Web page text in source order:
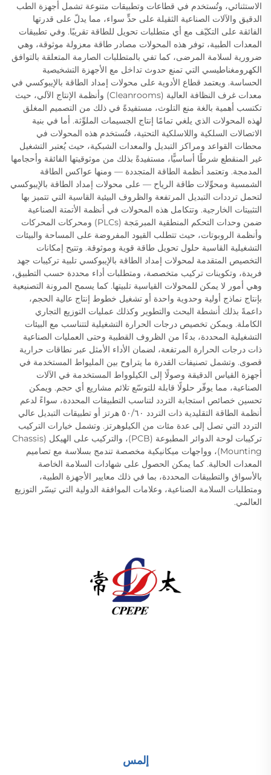
الاستثنائي، وتُستخدم في قطاعات وتطبيقات متنوعة تشمل أجهزة الطب
الدقيق والآلات الصناعية الثقيلة على حدٍّ سواء، مما يدلّ على قدرتها
الفائقة على التكيّف مع أي متطلبات تحويل للطاقة تقريبًا. وفي تطبيقات
المعدات الطبية، توفر هذه المحولات مصادر طاقة معزولة موثوقة، وهي
ضرورية لسلامة المرضى، كما تفي بالمتطلبات الصارمة المتعلقة بالتوافق
الكهرومغناطيسي التي تمنع حدوث تداخل مع الأجهزة التشخيصية
الحساسة. ويعتمد قطاع الأدوية على محولات إمداد الطاقة بالإيبوكسي في
معدات غرف النظافة العالية (Cleanrooms) وأنظمة الإنتاج الآلي، حيث
تكتسب أهمية بالغة منع التلوث، مستفيدةً في ذلك من التصميم المغلق
لهذه المحولات الذي يلغي تمامًا إنتاج الجسيمات الملوِّثة. أما في بنية
الاتصالات السلكية واللاسلكية التحتية، فتُستخدم هذه المحولات في
محطات القواعد ومراكز التبديل والمعدات الشبكية، حيث يُعتبر التشغيل
غير المنقطع شرطًا أساسيًّا، مستفيدةً بذلك من موثوقيتها الفائقة وأحجامها
المدمجة. وتعتمد أنظمة الطاقة المتجددة — ومنها عواكس الطاقة
الشمسية ومحوِّلات طاقة الرياح — على محولات إمداد الطاقة بالإيبوكسي
لتحمل ترددات التبديل المرتفعة والظروف البيئية القاسية التي تتميز بها
التثبيتات الخارجية. وتتكامل هذه المحولات في أنظمة الأتمتة الصناعية
ضمن وحدات التحكم المنطقية المبرمَجة (PLCs) ومحركات المحركات
وأنظمة الروبوتات، حيث تتطلب القيود المفروضة على المساحة والبيئات
التشغيلية القاسية حلول تحويل طاقة قوية وموثوقة. وتتيح إمكانات
التخصيص المتقدمة لمحولات إمداد الطاقة بالإيبوكسي تلبية تركيبات جهد
فريدة، وتكوينات تركيب متخصصة، ومتطلبات أداء محددة حسب التطبيق،
وهي أمور لا يمكن للمحولات القياسية تلبيتها. كما يسمح المرونة التصنيعية
بإنتاج نماذج أولية وحدوية واحدة أو تشغيل خطوط إنتاج عالية الحجم،
داعمةً بذلك أنشطة البحث والتطوير وكذلك عمليات التوزيع التجاري
الكاملة. ويمكن تخصيص درجات الحرارة التشغيلية لتتناسب مع البيئات
التشغيلية المحددة، بدءًا من الظروف القطبية وحتى العمليات الصناعية
ذات درجات الحرارة المرتفعة، لضمان الأداء الأمثل عبر نطاقات حرارية
قصوى. وتشمل تصنيفات القدرة ما يتراوح بين المليواط المستخدمة في
أجهزة القياس الدقيقة وصولًا إلى الكيلوواط المستخدمة في الآلات
الصناعية، مما يوفّر حلولًا قابلة للتوسّع تلائم مشاريع أي حجم. ويمكن
تحسين خصائص استجابة التردد لتناسب التطبيقات المحددة، سواءً لدعم
أنظمة الطاقة التقليدية ذات التردد ٥٠/٦٠ هرتز أو تطبيقات التبديل عالي
التردد التي تصل إلى عدة مئات من الكيلوهرتز. وتشمل خيارات التركيب
تركيبات لوحة الدوائر المطبوعة (PCB)، والتركيب على الهيكل (Chassis
Mounting)، وواجهات ميكانيكية مخصصة تندمج بسلاسة مع تصاميم
المعدات الحالية. كما يمكن الحصول على شهادات السلامة الخاصة
بالأسواق والتطبيقات المحددة، بما في ذلك معايير الأجهزة الطبية،
ومتطلبات السلامة الصناعية، وعلامات الموافقة الدولية التي تيسّر التوزيع
العالمي.
إلمس